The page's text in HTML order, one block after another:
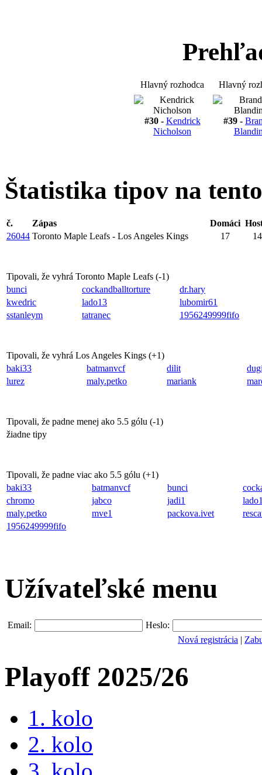
Hlavný rozhodca Hlavný
#30 - Kendrick
Nicholson
#39 -
Štatistika tipov na
č. Zápas Domáci
26044 Toronto Maple Leafs - Los Angeles Kings 17 14
Tipovali, že vyhrá Toronto Maple Leafs (-1)
bunci
cockandballtorture
dr.hary
kwedric
lado13
lubomir61
sstanleym
tatranec 1956249999fifo
Tipovali, že vyhrá Los Angeles Kings (+1)
baki33
batmanvcf dilit
lurez
maly.petko mariank
Tipovali, že padne menej ako 5.5 gólu (-1)
žiadne tipy
Tipovali, že padne viac ako 5.5 gólu (+1)
baki33
batmanvcf bunci
chromo
jabco jadi1
maly.petko
mve1 packova.ivet
1956249999fifo
Užívateľské menu
Email:
Heslo:
Nová registrácia |
Playoff 2025/26
1. kolo
2. kolo